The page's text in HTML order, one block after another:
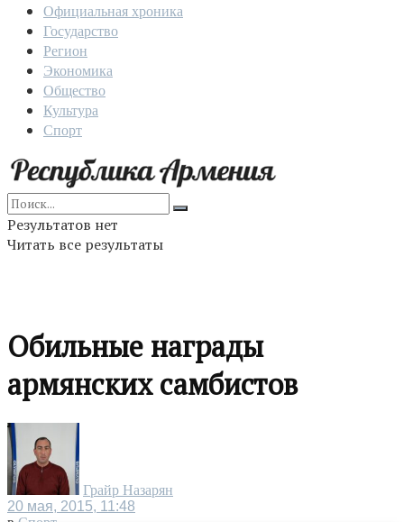
Официальная хроника
Государство
Регион
Экономика
Общество
Культура
Спорт
Результатов нет
Читать все результаты
Обильные награды
армянских самбистов
Грайр Назарян
20 мая, 2015, 11:48